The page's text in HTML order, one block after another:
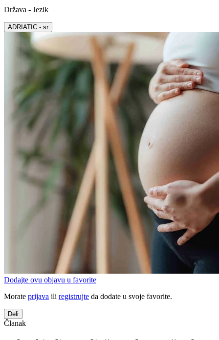
Država - Jezik
ADRIATIC - sr
Dodajte ovu objavu u favorite
Morate prijava ili registrujte da dodate u svoje favorite.
Deli
Članak